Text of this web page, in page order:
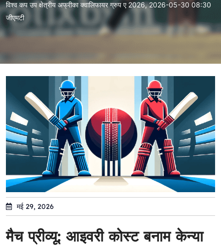
विश्व कप उप क्षेत्रीय अफ्रीका क्वालिफायर ग्रुप ए 2026, 2026-05-30 08:30
जीएमटी
मई 29, 2026
मैच प्रीव्यू: आइवरी कोस्ट बनाम केन्या